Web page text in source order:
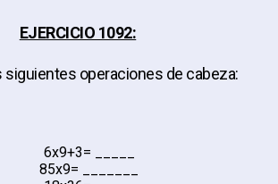
EJERCICIO 1092:
siguientes operaciones de cabeza:
6x9+3= _____
85x9= _______